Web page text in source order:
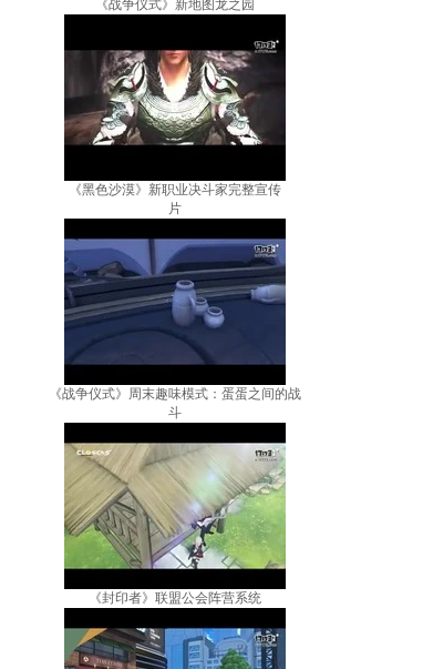
《战争仪式》新地图龙之园
《黑色沙漠》新职业决斗家完整宣传
片
《战争仪式》周末趣味模式：蛋蛋之间的战
斗
《封印者》联盟公会阵营系统